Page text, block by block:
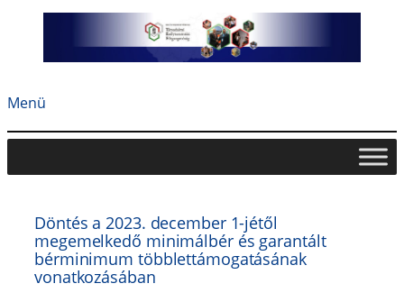
Menü
Döntés a 2023. december 1-jétől
megemelkedő minimálbér és garantált
bérminimum többlettámogatásának
vonatkozásában